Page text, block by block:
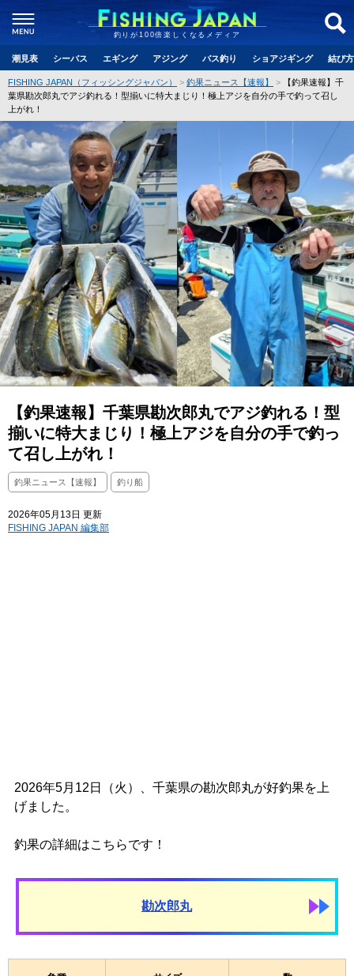
釣りが100倍楽しくなるメディア
潮見表 シーバス エギング アジング バス釣り ショアジギング 結び
FISHING JAPAN（フィッシングジャパン） 釣果ニュース【速報】
【釣果速報】千
葉県勘次郎丸でアジ釣れる！型揃いに特大まじり！極上アジを自分の手で釣って召し
上がれ！
【釣果速報】千葉県勘次郎丸でアジ釣れる！型
揃いに特大まじり！極上アジを自分の手で釣っ
て召し上がれ！
釣果ニュース【速報】 釣り船
2026年05月13日 更新
FISHING JAPAN 編集部
2026年5月12日（火）、千葉県の勘次郎丸が好釣果を上
げました。
釣果の詳細はこちらです！
勘次郎丸